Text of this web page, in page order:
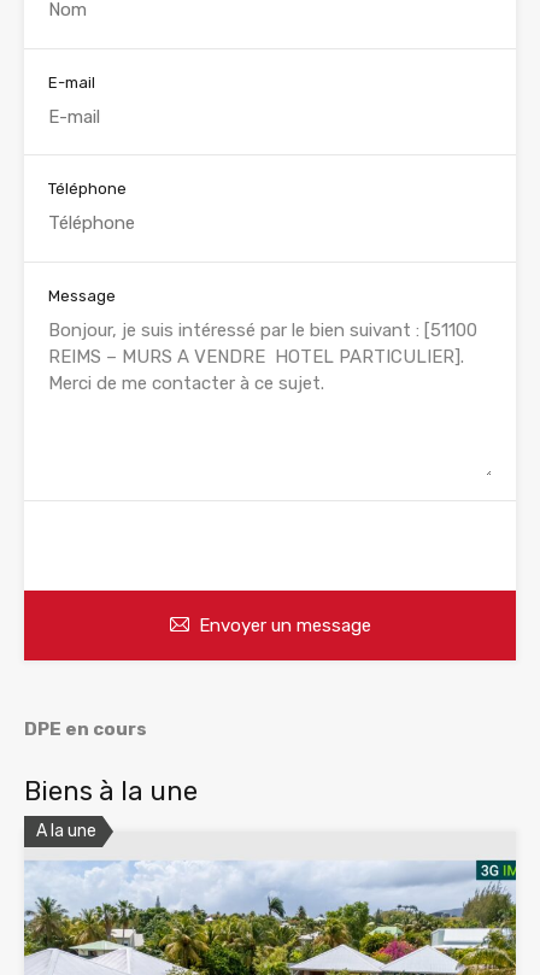
E-mail
Téléphone
Message
Envoyer un message
DPE en cours
Biens à la une
A la une